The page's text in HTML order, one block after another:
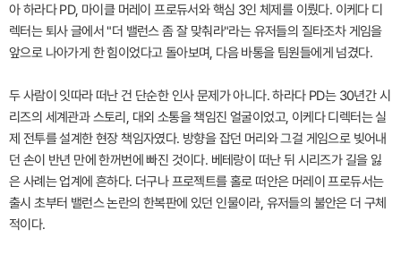
아 하라다 PD, 마이클 머레이 프로듀서와 핵심 3인 체제를 이뤘다. 이케다 디
렉터는 퇴사 글에서 "더 밸런스 좀 잘 맞춰라"라는 유저들의 질타조차 게임을
앞으로 나아가게 한 힘이었다고 돌아보며, 다음 바통을 팀원들에게 넘겼다.
두 사람이 잇따라 떠난 건 단순한 인사 문제가 아니다. 하라다 PD는 30년간 시
리즈의 세계관과 스토리, 대외 소통을 책임진 얼굴이었고, 이케다 디렉터는 실
제 전투를 설계한 현장 책임자였다. 방향을 잡던 머리와 그걸 게임으로 빚어내
던 손이 반년 만에 한꺼번에 빠진 것이다. 베테랑이 떠난 뒤 시리즈가 길을 잃
은 사례는 업계에 흔하다. 더구나 프로젝트를 홀로 떠안은 머레이 프로듀서는
출시 초부터 밸런스 논란의 한복판에 있던 인물이라, 유저들의 불안은 더 구체
적이다.